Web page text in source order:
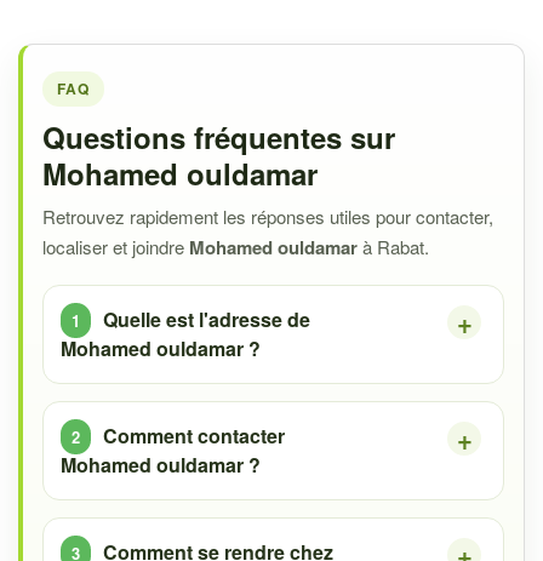
FAQ
Questions fréquentes sur
Mohamed ouldamar
Retrouvez rapidement les réponses utiles pour contacter,
localiser et joindre Mohamed ouldamarà Rabat.
Quelle est l'adresse de
Mohamed ouldamar ?
Comment contacter
Mohamed ouldamar ?
Comment se rendre chez